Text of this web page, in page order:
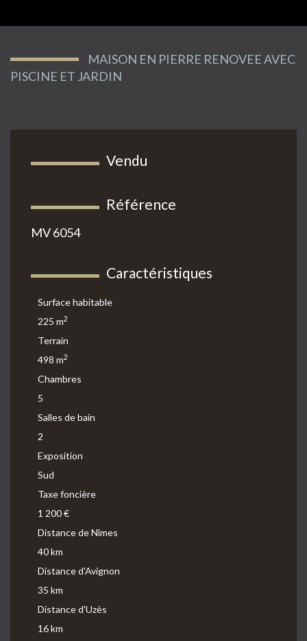
MAISON EN PIERRE RENOVEE AVEC
PISCINE ET JARDIN
Vendu
Référence
MV 6054
Caractéristiques
Surface habitable
225 m2
Terrain
498 m2
Chambres
5
Salles de bain
2
Exposition
Sud
Taxe foncière
1 200 €
Distance de Nîmes
40 km
Distance d'Avignon
35 km
Distance d'Uzès
16 km